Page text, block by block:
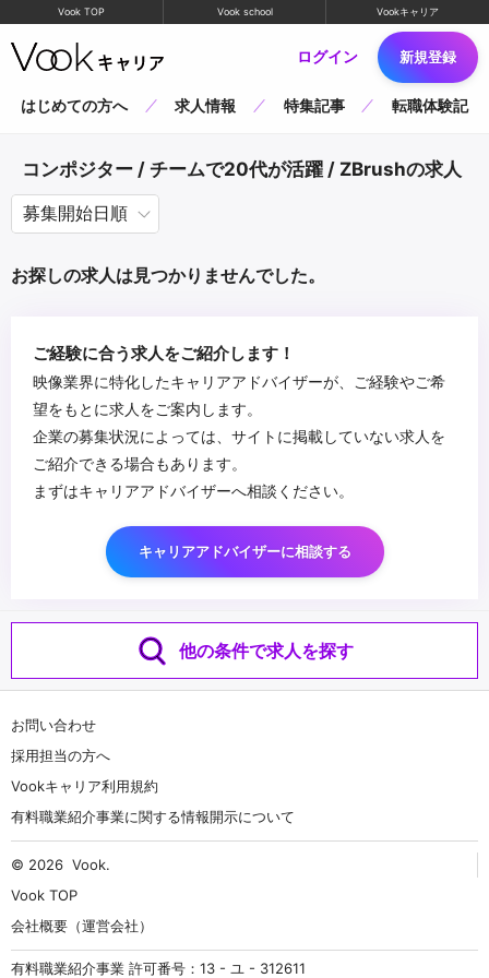
Vook TOP Vook school Vookキャリア
ログイン 新規登録
はじめての方へ 求人情報 特集記事 転職体験記
コンポジター / チームで20代が活躍 / ZBrushの求人
お探しの求人は見つかりませんでした。
ご経験に合う求人をご紹介します！
映像業界に特化したキャリアアドバイザーが、ご経験やご希
望をもとに求人をご案内します。
企業の募集状況によっては、サイトに掲載していない求人を
ご紹介できる場合もあります。
まずはキャリアアドバイザーへ相談ください。
キャリアアドバイザーに相談する
他の条件で求人を探す
お問い合わせ
採用担当の方へ
Vookキャリア利用規約
有料職業紹介事業に関する情報開示について
© 2026 Vook.
Vook TOP
会社概要（運営会社）
有料職業紹介事業 許可番号：13 - ユ - 312611